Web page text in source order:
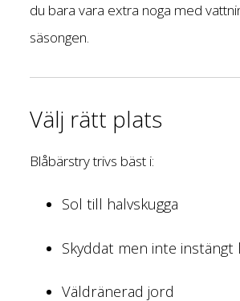
du bara vara extra noga med
säsongen.
Välj rätt plats
Blåbärstry trivs bäst i:
Sol till halvskugga
Skyddat men inte instängt
Väldränerad jord